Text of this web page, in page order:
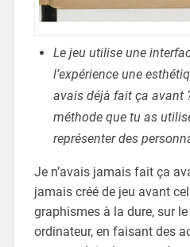
Le jeu utilise une
l’expérience une
avais déjà fait ça avant
méthode que tu as
représenter des
Je n’avais jamais fait ça
jamais créé de jeu avant
graphismes à la dure, sur
ordinateur, en faisant des